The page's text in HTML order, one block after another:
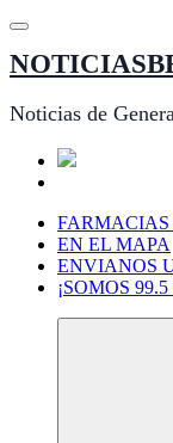
Saltar
contenido
Noticias de
EN EL MAPA
ENVIANOS
¡SOMOS